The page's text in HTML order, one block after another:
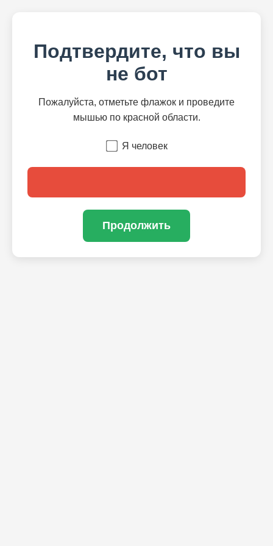
Подтвердите, что вы
не бот
Пожалуйста, отметьте флажок и проведите
мышью по красной области.
Я человек
Продолжить